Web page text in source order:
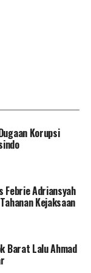
hari ini
Penyidik.
terhitung
2022,”
di Rutan KPK
SGH ditahan di
hadir
dikirimkan
Korupsi
Febrie Adriansyah
Kejaksaan
Barat Lalu Ahmad